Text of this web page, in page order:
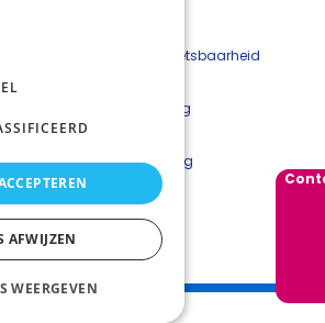
Beveiligingskwetsbaarheid
Cookieverklaring
Disclaimer
Privacyverklaring
van den Hof
AFWIJZEN
WEERGEVEN